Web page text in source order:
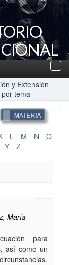
y Extensión
tema
L M N
O
Y Z
María
para
así como un